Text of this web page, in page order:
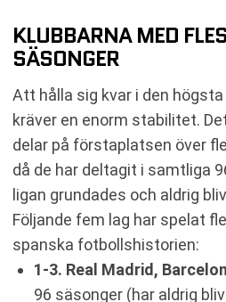
KLUBBARNA MED
SÄSONGER
Att hålla sig kvar i den
kräver en enorm stabilitet.
delar på förstaplatsen över
då de har deltagit i samtliga
ligan grundades och aldrig
Följande fem lag har spelat
spanska fotbollshistorien:
1-3. Real Madrid,
96 säsonger (har aldrig